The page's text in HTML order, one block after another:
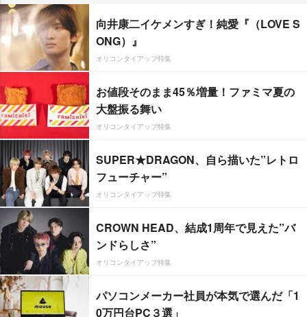
向井康二イケメンすぎ！純愛『（LOVE S
ONG）』
オリコンタイアップ特集
お値段そのまま45％増量！ファミマ夏の
大盤振る舞い
オリコンタイアップ特集
SUPER★DRAGON、自ら描いた”レトロ
フューチャー”
オリコンタイアップ特集
CROWN HEAD、結成1周年で見えた”バ
ンドらしさ”
オリコンタイアップ特集
パソコンメーカー社員が本気で選んだ「1
0万円台PC３選」